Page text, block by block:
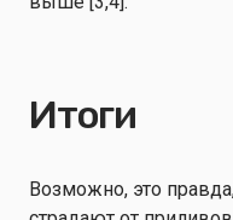
Итоги
Возможно, это